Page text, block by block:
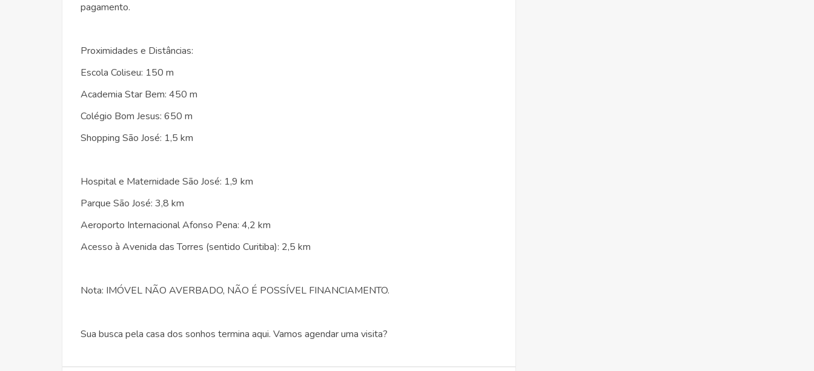
pagamento.
Proximidades e Distâncias:
Escola Coliseu: 150 m
Academia Star Bem: 450 m
Colégio Bom Jesus: 650 m
Shopping São José: 1,5 km
Hospital e Maternidade São José: 1,9 km
Parque São José: 3,8 km
Aeroporto Internacional Afonso Pena: 4,2 km
Acesso à Avenida das Torres (sentido Curitiba): 2,5 km
Nota: IMÓVEL NÃO AVERBADO, NÃO É POSSÍVEL FINANCIAMENTO.
Sua busca pela casa dos sonhos termina aqui. Vamos agendar uma visita?